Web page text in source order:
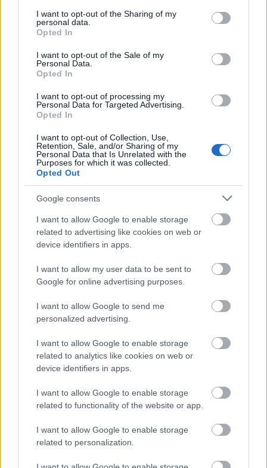
not limited to your visit or usage behaviour. You may click to
grant or deny consent to Google and its third-party tags to
use your data for below specified purposes in below Google
consent section.
I want to opt-out of the Sharing of my
personal data.
Opted In
I want to opt-out of the Sale of my
Personal Data.
Opted In
I want to opt-out of processing my
Personal Data for Targeted Advertising.
Opted In
I want to opt-out of Collection, Use,
Retention, Sale, and/or Sharing of my
Personal Data that Is Unrelated with the
Purposes for which it was collected.
Opted Out
Google consents
I want to allow Google to enable storage
related to advertising like cookies on web or
device identifiers in apps.
I want to allow my user data to be sent to
Google for online advertising purposes.
I want to allow Google to send me
personalized advertising.
I want to allow Google to enable storage
related to analytics like cookies on web or
device identifiers in apps.
I want to allow Google to enable storage
related to functionality of the website or app.
I want to allow Google to enable storage
related to personalization.
operettet állítják színpadra június 6-án.
Modern klasszikus – Bemutatták A
mosoly országát az
szinhazhu•2014. május 19.
A hétvégén az évad utolsó bemutatóját tartották a
Budapesti Operettszínházban. Lehár Ferenc, A
mosoly országa című nagyoperettjét az alkotók a
színház hagyományaihoz híven úgy állították
színpadra, hogy a darab klasszikus vázából és zenei
világából építkezve, modern, a mai közönség
számára…